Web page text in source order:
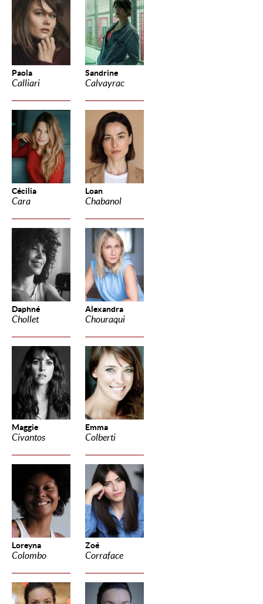
Paola
Calliari
Sandrine
Calvayrac
Cécilia
Cara
Loan
Chabanol
Daphné
Chollet
Alexandra
Chouraqui
Maggie
Civantos
Emma
Colberti
Loreyna
Colombo
Zoé
Corraface